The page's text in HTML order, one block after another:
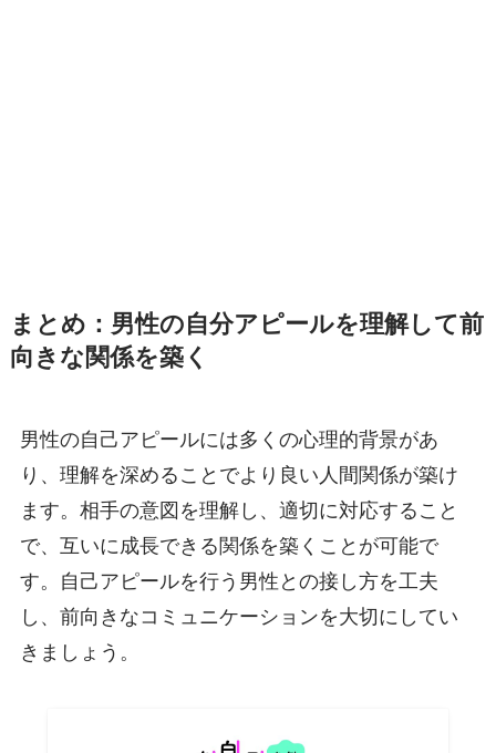
まとめ：男性の自分アピールを理解して前
向きな関係を築く
男性の自己アピールには多くの心理的背景があ
り、理解を深めることでより良い人間関係が築け
ます。相手の意図を理解し、適切に対応すること
で、互いに成長できる関係を築くことが可能で
す。自己アピールを行う男性との接し方を工夫
し、前向きなコミュニケーションを大切にしてい
きましょう。